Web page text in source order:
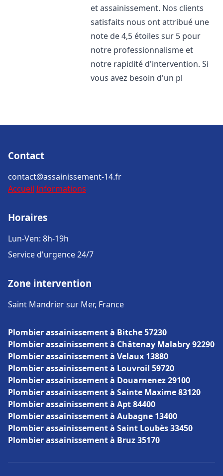
et assainissement. Nos clients
satisfaits nous ont attribué une
note de 4,5 étoiles sur 5 pour
notre professionnalisme et
notre rapidité d'intervention. Si
vous avez besoin d'un pl
Contact
contact@assainissement-14.fr
Accueil Informations
Horaires
Lun-Ven: 8h-19h
Service d'urgence 24/7
Zone intervention
Saint Mandrier sur Mer, France
Plombier assainissement à Bitche 57230
Plombier assainissement à Châtenay Malabry 92290
Plombier assainissement à Velaux 13880
Plombier assainissement à Louvroil 59720
Plombier assainissement à Douarnenez 29100
Plombier assainissement à Sainte Maxime 83120
Plombier assainissement à Apt 84400
Plombier assainissement à Aubagne 13400
Plombier assainissement à Saint Loubès 33450
Plombier assainissement à Bruz 35170